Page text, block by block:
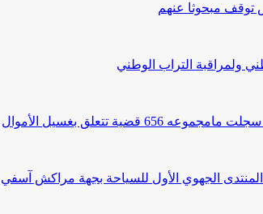
توقف مبحوثا عنهم
ولمراقبة التراب الوطني
الجهوي الأول للسياحة بجهة مراكش آسفي